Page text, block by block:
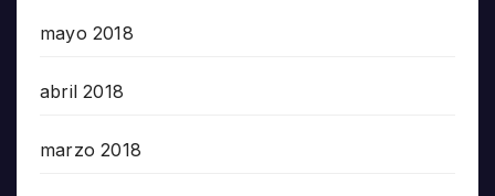
mayo 2018
abril 2018
marzo 2018